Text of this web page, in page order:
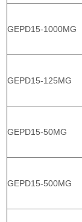
GEPD15-1000MG
GEPD15-125MG
GEPD15-50MG
GEPD15-500MG